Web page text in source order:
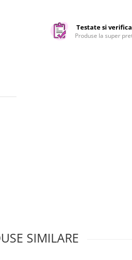
Testate si
Produse la super
SIMILARE